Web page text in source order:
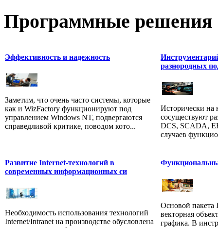
Программные решения
Эффективность и надежность
Заметим, что очень часто системы, которые
как и WizFactory функционируют под
управлением Windows NT, подвергаются
справедливой критике, поводом кото...
разнородных
Исторически на
сосуществуют
DCS, SCADA,
случаев
Развитие Internet-технологий в
современных информационных си
Необходимость использования технологий
Internet/Intranet на производстве обусловлена
Основой пакета
векторная
графика. В